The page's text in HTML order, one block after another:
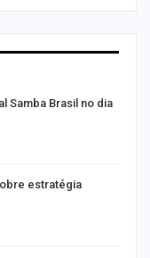
Samba Brasil no dia
estratégia